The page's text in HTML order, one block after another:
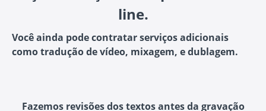
line.
Você ainda pode contratar serviços adicionais
como tradução de vídeo, mixagem, e dublagem.
Fazemos revisões dos textos antes da gravação